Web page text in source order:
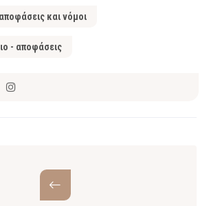
και νόμοι
- αποφάσεις